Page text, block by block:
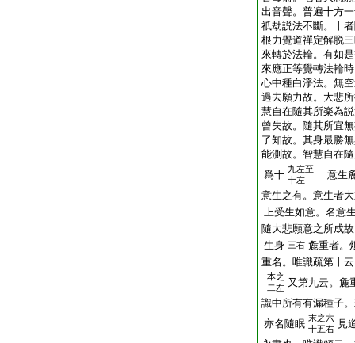
出音聲。普遍十方
祇劫説法不斷。十
根力覺道禪定解脱
來轉於法輪。有如
來應正等覺轉法輪
心中種白淨法。無
過去願力故。大悲
慧自在隨其所楽為
曾失故。隨其所宜
了知故。其身最勝
能測故。智慧自在
爲十 九左至
十左
意生
意生之有。意生者
上受生如意。名意
隨大悲願意之所成
生身 三右 麁重者。
重名。唯識疏第十
本之
二左 又第九云。麁
識中所有有漏種子
亦名隨眠 末之六
十五右 見